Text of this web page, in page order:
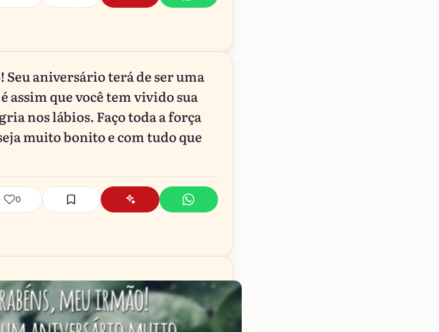
aniversário terá de ser uma
assim que você tem vivido sua
nos lábios. Faço toda a força
muito bonito e com tudo que
0